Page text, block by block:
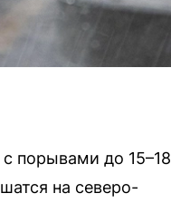
порывами до 15–18
на северо-